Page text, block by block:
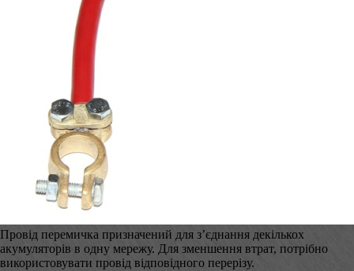
Провід перемичка призначений для з’єднання декількох
акумуляторів в одну мережу. Для зменшення втрат, потрібно
використовувати провід відповідного перерізу.